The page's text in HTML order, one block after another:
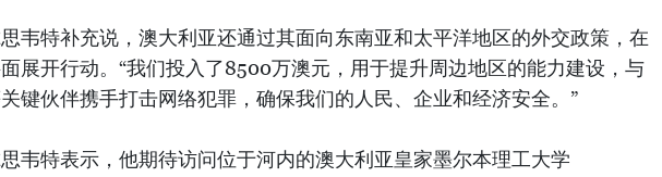
韦特补充说，澳大利亚还通过其面向东南亚和太平洋地区的外交政策，在
展开行动。“我们投入了8500万澳元，用于提升周边地区的能力建设，与
键伙伴携手打击网络犯罪，确保我们的人民、企业和经济安全。”
韦特表示，他期待访问位于河内的澳大利亚皇家墨尔本理工大学